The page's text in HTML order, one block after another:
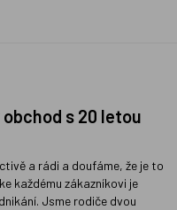
s 20 letou
a rádi a doufáme, že je to
každému zákazníkovi je
Jsme rodiče dvou